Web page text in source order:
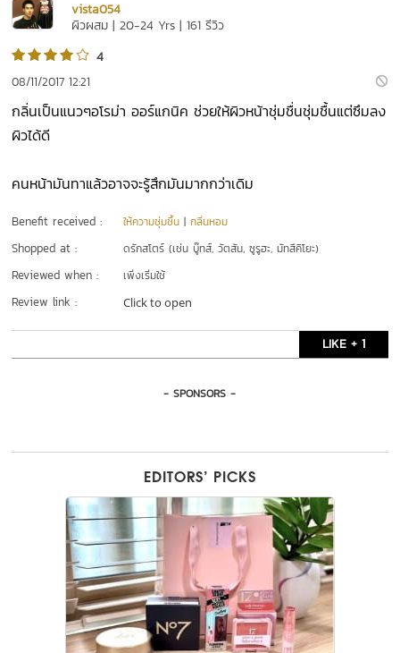
vista054
ผิวผสม | 20-24 Yrs | 161 รีวิว
4
08/11/2017 12:21
กลิ่นเป็นแนวๆอโรม่า ออร์แกนิค ช่วยให้ผิวหน้าชุ่มชื่นชุ่มชื้นแต่ซึมลง
ผิวได้ดี
คนหน้ามันทาแล้วอาจจะรู้สึกมันมากกว่าเดิม
Benefit received : ให้ความชุ่มชื้น |กลิ่นหอม
Shopped at : ดรักสโตร์ (เช่น บู๊ทส์, วัตสัน, ซูรูฮะ, มัทสึคิโยะ)
Reviewed when : เพิ่งเริ่มใช้
Review link : Click to open
LIKE + 1
- SPONSORS -
EDITORS’ PICKS